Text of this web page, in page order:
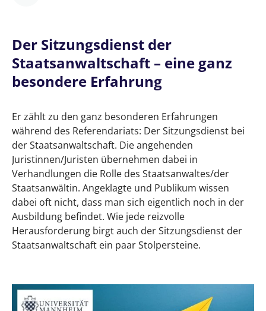
Highlight im Referendariat: Sitzungsdienst der
Staatsanwaltschaft – Muster für ein Plädoyer
Der Sitzungsdienst der Staatsanwaltschaft –
eine ganz besondere Erfahrung
Strafrechtstation im Referendariat: Und
„plötzlich“ bist du Staatsanwalt
Vor der Sitzung: Gewissenhaftes
Aktenstudium ist die beste Vorbereitung
Muster für das Plädoyer: So gelingt die
Schlussrede im Sitzungsdienst der
Staatsanwaltschaft
Plädoyer Beispiel
2. Beweiswürdigung
Der Sitzungsdienst der
Staatsanwaltschaft – eine ganz
besondere Erfahrung
Er zählt zu den ganz besonderen Erfahrungen
während des Referendariats: Der Sitzungsdienst bei
der Staatsanwaltschaft. Die angehenden
Juristinnen/Juristen übernehmen dabei in
Verhandlungen die Rolle des Staatsanwaltes/der
Staatsanwältin. Angeklagte und Publikum wissen
dabei oft nicht, dass man sich eigentlich noch in der
Ausbildung befindet. Wie jede reizvolle
Herausforderung birgt auch der Sitzungsdienst der
Staatsanwaltschaft ein paar Stolpersteine.